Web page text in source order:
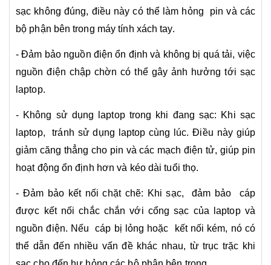
sạc không đúng, điều này có thể làm hỏng pin và các
bộ phận bên trong máy tính xách tay.
- Đảm bảo nguồn điện ổn định và không bị quá tải, việc
nguồn điện chập chờn có thể gây ảnh hưởng tới sạc
laptop.
- Không sử dụng laptop trong khi đang sạc: Khi sạc
laptop, tránh sử dụng laptop cùng lúc. Điều này giúp
giảm căng thẳng cho pin và các mạch điện tử, giúp pin
hoạt động ổn định hơn và kéo dài tuổi thọ.
- Đảm bảo kết nối chặt chẽ: Khi sạc, đảm bảo cáp
được kết nối chắc chắn với cổng sạc của laptop và
nguồn điện. Nếu cáp bị lỏng hoặc kết nối kém, nó có
thể dẫn đến nhiều vấn đề khác nhau, từ trục trặc khi